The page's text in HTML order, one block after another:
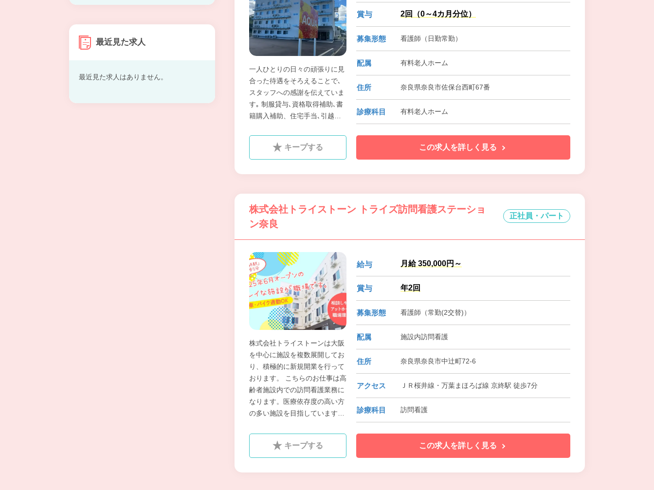
一人ひとりの日々の頑張りに見
合った待遇をそろえることで､
スタッフへの感謝を伝えていま
す｡ 制服貸与､資格取得補助､書
籍購入補助、住宅手当､引越代
充実させて､スタッフの人生に
寄りそえる会社を目指していま
賞与 2回（0～4カ月分位）
募集形態 看護師（日勤常勤）
配属 有料老人ホーム
住所 奈良県奈良市佐保台西町67番
診療科目 有料老人ホーム
キープする この求人を詳しく見る
株式会社トライストーン トライズ訪問看護ステーショ
ン奈良
正社員・パート
株式会社トライストーンは大阪
を中心に施設を複数展開してお
り、積極的に新規開業を行って
おります。 こちらのお仕事は高
齢者施設内での訪問看護業務に
なります。医療依存度の高い方
の多い施設を目指していますの
に活かせます。
給与 月給 350,000円～
賞与 年2回
募集形態 看護師（常勤(2交替)）
配属 施設内訪問看護
住所 奈良県奈良市中辻町72-6
アクセス ＪＲ桜井線・万葉まほろば線 京終駅 徒歩7分
診療科目 訪問看護
キープする この求人を詳しく見る
最近見た求人
最近見た求人はありません。